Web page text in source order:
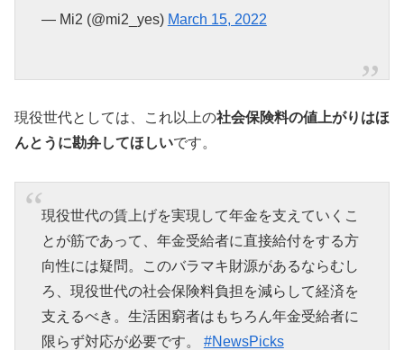
— Mi2 (@mi2_yes) March 15, 2022
現役世代としては、これ以上の社会保険料の値上がりはほ
んとうに勘弁してほしいです。
現役世代の賃上げを実現して年金を支えていくこ
とが筋であって、年金受給者に直接給付をする方
向性には疑問。このバラマキ財源があるならむし
ろ、現役世代の社会保険料負担を減らして経済を
支えるべき。生活困窮者はもちろん年金受給者に
限らず対応が必要です。 #NewsPicks